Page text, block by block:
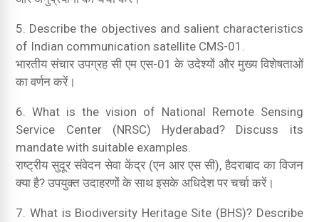
5. Describe the objectives and salient characteristics
of Indian communication satellite CMS-01.
भारतीय संचार उपग्रह सी एम एस-01 के उदेश्यों और मुख्य विशेषताओं
का वर्णन करें।
6. What is the vision of National Remote Sensing
Service Center (NRSC) Hyderabad? Discuss its
mandate with suitable examples.
राष्ट्रीय सुदूर संवेदन सेवा केंद्र (एन आर एस सी), हैदराबाद का विजन
क्या है? उपयुक्त उदाहरणों के साथ इसके अधिदेश पर चर्चा करें।
7. What is Biodiversity Heritage Site (BHS)? Describe